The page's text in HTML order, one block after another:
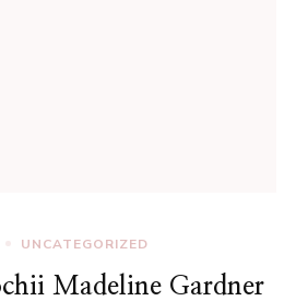
UNCATEGORIZED
Madeline Gardner